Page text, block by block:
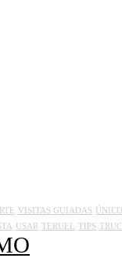
VISITAS GUIADAS
USAR TERUEL TIPS